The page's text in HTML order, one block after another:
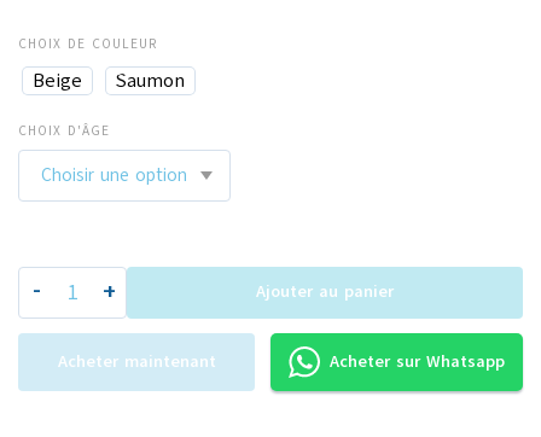
CHOIX DE COULEUR
Beige Saumon
CHOIX D'ÂGE
- + Ajouter au panier
Acheter maintenant Acheter sur Whatsapp